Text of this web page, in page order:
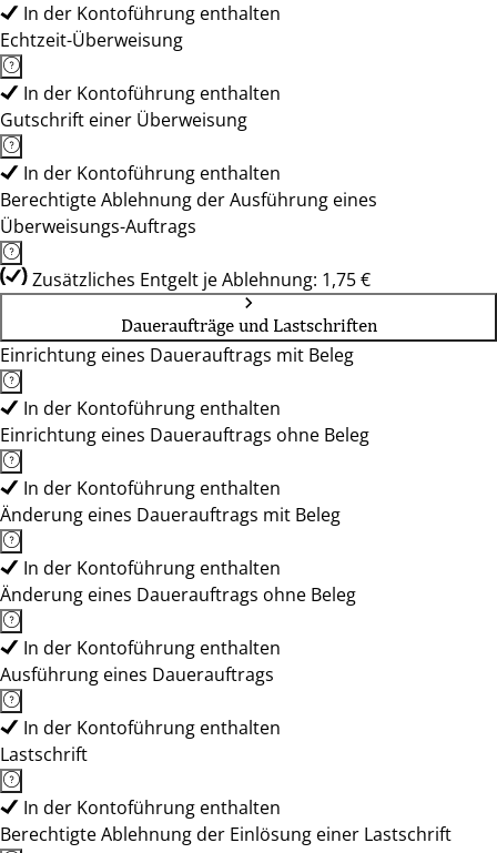
In der Kontoführung enthalten
Echtzeit-Überweisung
In der Kontoführung enthalten
Gutschrift einer Überweisung
In der Kontoführung enthalten
Berechtigte Ablehnung der Ausführung eines
Überweisungs-Auftrags
Zusätzliches Entgelt je Ablehnung: 1,75 €
Daueraufträge und Lastschriften
Einrichtung eines Dauerauftrags mit Beleg
In der Kontoführung enthalten
Einrichtung eines Dauerauftrags ohne Beleg
In der Kontoführung enthalten
Änderung eines Dauerauftrags mit Beleg
In der Kontoführung enthalten
Änderung eines Dauerauftrags ohne Beleg
In der Kontoführung enthalten
Ausführung eines Dauerauftrags
In der Kontoführung enthalten
Lastschrift
In der Kontoführung enthalten
Berechtigte Ablehnung der Einlösung einer Lastschrift